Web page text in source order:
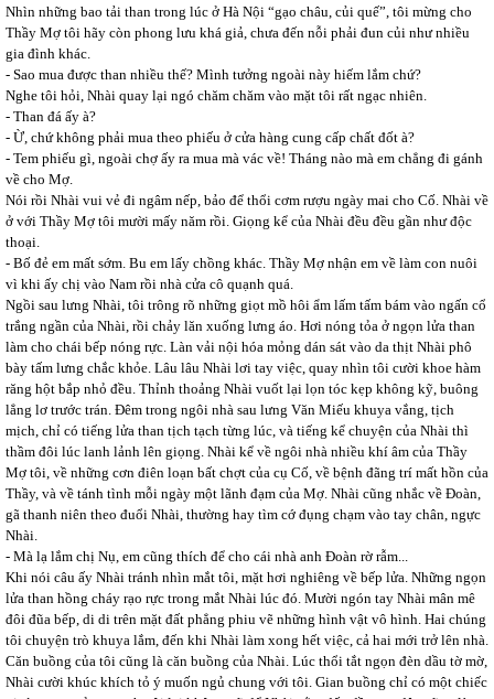
Nhìn những bao tải than trong lúc ở Hà Nội “gạo châu, củi quế”, tôi mừng cho
Thầy Mợ tôi hãy còn phong lưu khá giả, chưa đến nỗi phải đun củi như nhiều
gia đình khác.
- Sao mua được than nhiều thế? Mình tưởng ngoài này hiếm lắm chứ?
Nghe tôi hỏi, Nhài quay lại ngó chăm chăm vào mặt tôi rất ngạc nhiên.
- Than đá ấy à?
- Ừ, chứ không phải mua theo phiếu ở cửa hàng cung cấp chất đốt à?
- Tem phiếu gì, ngoài chợ ấy ra mua mà vác về! Tháng nào mà em chẳng đi gánh
về cho Mợ.
Nói rồi Nhài vui vẻ đi ngâm nếp, bảo để thổi cơm rượu ngày mai cho Cố. Nhài về
ở với Thầy Mợ tôi mười mấy năm rồi. Giọng kể của Nhài đều đều gần như độc
thoại.
- Bố đẻ em mất sớm. Bu em lấy chồng khác. Thầy Mợ nhận em về làm con nuôi
vì khi ấy chị vào Nam rồi nhà cửa cô quạnh quá.
Ngồi sau lưng Nhài, tôi trông rõ những giọt mồ hôi ẩm lấm tấm bám vào ngấn cổ
trắng ngần của Nhài, rồi chảy lăn xuống lưng áo. Hơi nóng tỏa ở ngọn lửa than
làm cho chái bếp nóng rực. Làn vải nội hóa mỏng dán sát vào da thịt Nhài phô
bày tấm lưng chắc khỏe. Lâu lâu Nhài lơi tay việc, quay nhìn tôi cười khoe hàm
răng hột bắp nhỏ đều. Thỉnh thoảng Nhài vuốt lại lọn tóc kẹp không kỹ, buông
lẳng lơ trước trán. Đêm trong ngôi nhà sau lưng Văn Miếu khuya vắng, tịch
mịch, chỉ có tiếng lửa than tịch tạch từng lúc, và tiếng kể chuyện của Nhài thì
thầm đôi lúc lanh lảnh lên giọng. Nhài kể về ngôi nhà nhiều khí âm của Thầy
Mợ tôi, về những cơn điên loạn bất chợt của cụ Cố, về bệnh đãng trí mất hồn của
Thầy, và về tánh tình mỗi ngày một lãnh đạm của Mợ. Nhài cũng nhắc về Đoàn,
gã thanh niên theo đuổi Nhài, thường hay tìm cớ đụng chạm vào tay chân, ngực
Nhài.
- Mà lạ lắm chị Nụ, em cũng thích để cho cái nhà anh Đoàn rờ rẫm...
Khi nói câu ấy Nhài tránh nhìn mắt tôi, mặt hơi nghiêng về bếp lửa. Những ngọn
lửa than hồng cháy rạo rực trong mắt Nhài lúc đó. Mười ngón tay Nhài mân mê
đôi đũa bếp, di di trên mặt đất phẳng phiu vẽ những hình vật vô hình. Hai chúng
tôi chuyện trò khuya lắm, đến khi Nhài làm xong hết việc, cả hai mới trở lên nhà.
Căn buồng của tôi cũng là căn buồng của Nhài. Lúc thổi tắt ngọn đèn dầu tờ mờ,
Nhài cười khúc khích tỏ ý muốn ngủ chung với tôi. Gian buồng chỉ có một chiếc